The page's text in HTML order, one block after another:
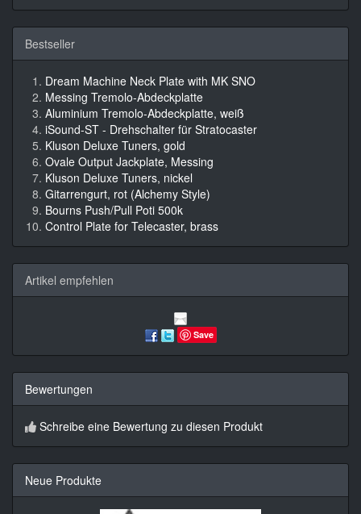
Bestseller
Dream Machine Neck Plate with MK SNO
Messing Tremolo-Abdeckplatte
Aluminium Tremolo-Abdeckplatte, weiß
iSound-ST - Drehschalter für Stratocaster
Kluson Deluxe Tuners, gold
Ovale Output Jackplate, Messing
Kluson Deluxe Tuners, nickel
Gitarrengurt, rot (Alchemy Style)
Bourns Push/Pull Poti 500k
Control Plate for Telecaster, brass
Artikel empfehlen
Save
Bewertungen
Schreibe eine Bewertung zu diesen Produkt
Neue Produkte